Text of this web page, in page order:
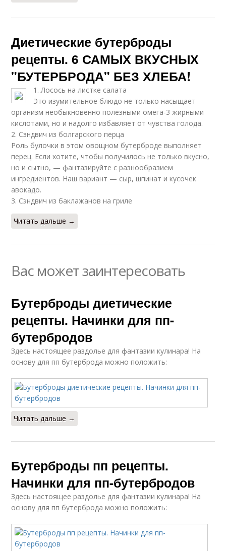
Диетические бутерброды
рецепты. 6 САМЫХ ВКУСНЫХ
"БУТЕРБРОДА" БЕЗ ХЛЕБА!
1. Лосось на листке салата
Это изумительное блюдо не только насыщает
организм необыкновенно полезными омега-3 жирными
кислотами, но и надолго избавляет от чувства голода.
2. Сэндвич из болгарского перца
Роль булочки в этом овощном бутерброде выполняет
перец. Если хотите, чтобы получилось не только вкусно,
но и сытно, — фантазируйте с разнообразием
ингредиентов. Наш вариант — сыр, шпинат и кусочек
авокадо.
3. Сэндвич из баклажанов на гриле
Читать дальше →
Вас может заинтересовать
Бутерброды диетические
рецепты. Начинки для пп-
бутербродов
Здесь настоящее раздолье для фантазии кулинара! На
основу для пп бутерброда можно положить:
Читать дальше →
Бутерброды пп рецепты.
Начинки для пп-бутербродов
Здесь настоящее раздолье для фантазии кулинара! На
основу для пп бутерброда можно положить: